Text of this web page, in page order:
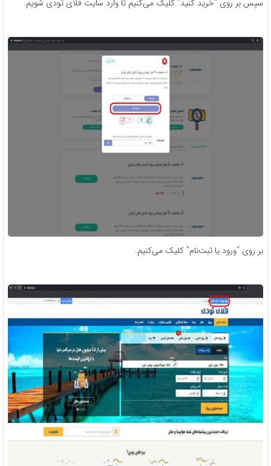
سپس بر روی “خرید کنید” کلیک می‌کنیم تا وارد سایت فلای تودی شویم.
بر روی “ورود یا ثبت‌نام” کلیک می‌کنیم.